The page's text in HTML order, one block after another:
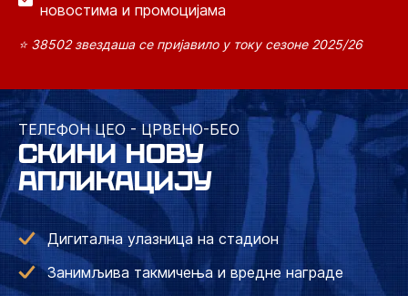
новостима и промоцијама
⭐ 38502 звездаша се пријавило у току сезоне 2025/26
ТЕЛЕФОН ЦЕО - ЦРВЕНО-БЕО
СКИНИ НОВУ
АПЛИКАЦИЈУ
Дигитална улазница на стадион
Занимљива такмичења и вредне награде